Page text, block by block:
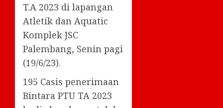
T.A 2023 di lapangan
Atletik dan Aquatic
Komplek JSC
Palembang, Senin pagi
(19/6/23).
195 Casis penerimaan
Bintara PTU TA 2023